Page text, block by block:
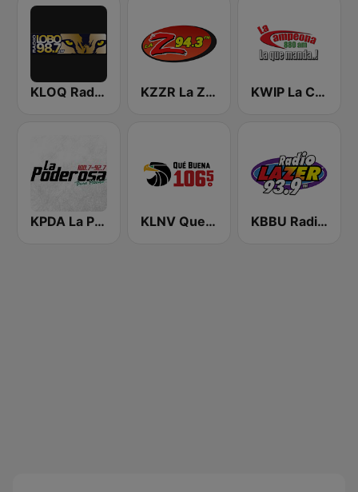
KLOQ Radio Lobo 98.7 FM KZZR La Zeta 94.3 KWIP La Campeona
KPDA La Poderosa 100.7 FM KLNV Que Buena 106.5 FM (US Only) KBBU Radio Lazer 93.9 FM